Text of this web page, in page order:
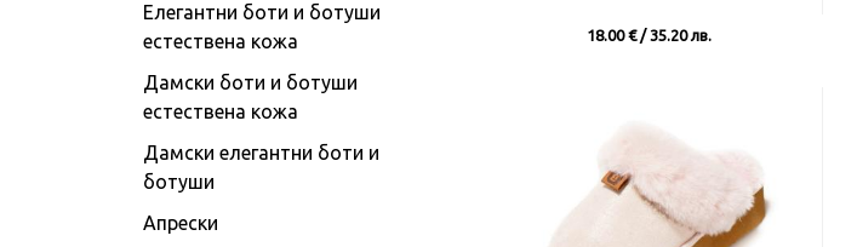
18.00 € / 35.20 лв.
Елегантни боти и ботуши
естествена кожа
Дамски боти и ботуши
естествена кожа
Дамски елегантни боти и
ботуши
Апрески